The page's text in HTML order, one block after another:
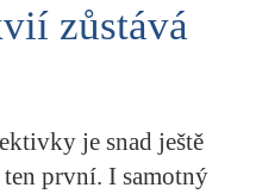
PŘEHLED
KRITIKA PŘEKLADU
zůstává
je snad ještě
první. I samotný